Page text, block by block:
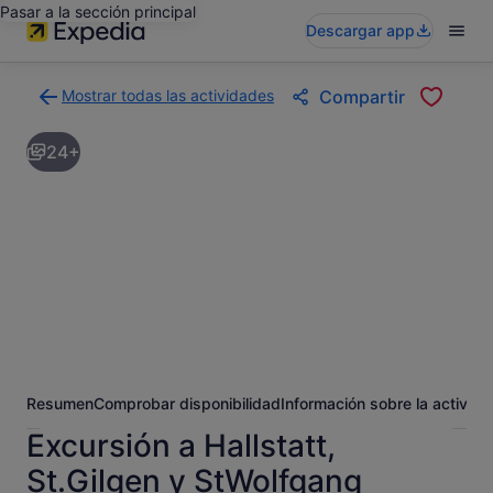
Pasar a la sección principal
Descargar app
Mostrar todas las actividades
a
la
página
Compartir
24+
ResumenComprobar disponibilidadInformación sobre la
Excursión a Hallstatt,
St.Gilgen y StWolfgang